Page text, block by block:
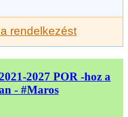
rendelkezést
2027 POR -hoz a
- #Maros